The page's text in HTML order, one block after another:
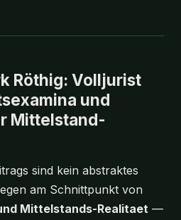
Röthig: Volljurist
und
Mittelstand-
sind kein abstraktes
am Schnittpunkt von
Mittelstands-Realitaet —